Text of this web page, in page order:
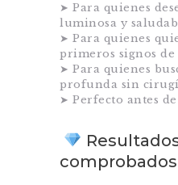
➤ Para quienes
luminosa y
➤ Para quienes
primeros signos
➤ Para quienes
profunda sin
➤ Perfecto antes
comprobados